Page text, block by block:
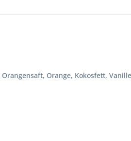
Orangensaft, Orange, Kokosfett,